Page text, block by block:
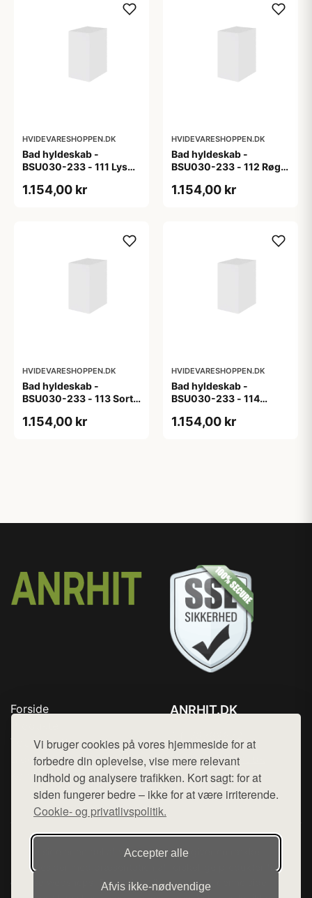
Vi bruger cookies på vores hjemmeside for at
forbedre din oplevelse, vise mere relevant
indhold og analysere trafikken. Kort sagt: for at
siden fungerer bedre – ikke for at være irriterende.
Cookie- og privatlivspolitik.
Accepter alle
Afvis ikke‑nødvendige
HVIDEVARESHOPPEN.DK
Bad hyldeskab -
BSU030-233 - 111 Lys
1.154,00 kr
HVIDEVARESHOPPEN.DK
Bad hyldeskab -
BSU030-233 - 112 Røget
1.154,00 kr
HVIDEVARESHOPPEN.DK
Bad hyldeskab -
BSU030-233 - 113 Sort
1.154,00 kr
HVIDEVARESHOPPEN.DK
Bad hyldeskab -
BSU030-233 - 114
m/eg ABS-kant
1.154,00 kr
Forside
Top Rabatter
Blog
Kontakt
ANRHIT.DK
Mail: hej@want.dk
Cookie- og privatlivspolitik
Denne side er en del af want.dk, der udgiver en række
hjemmesider med præsentation af forskellige produkter fra
diverse webshops. Der sælges ikke varer fra denne side - vi